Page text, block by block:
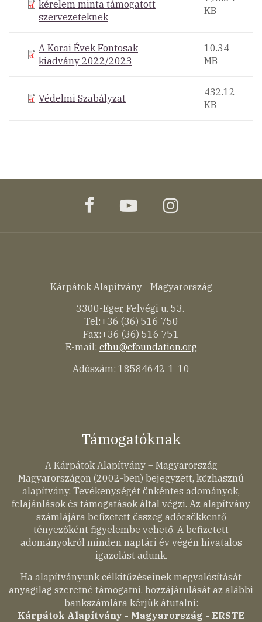
kérelem minta támogatott
szervezeteknek
KB
A Korai Évek Fontosak
kiadvány 2022/2023
10.34
MB
Védelmi Szabályzat
432.12
KB
facebookyoutubeinstagram
Kárpátok Alapítvány - Magyarország
3300-Eger, Felvégi u. 53.
Tel:+36 (36) 516 750
Fax:+36 (36) 516 751
E-mail: cfhu@cfoundation.org
Adószám: 18584642-1-10
Támogatóknak
A Kárpátok Alapítvány – Magyarország
Magyarországon (2002-ben) bejegyzett, közhasznú
alapítvány. Tevékenységét önkéntes adományok,
felajánlások és támogatások által végzi. Az alapítvány
számlájára befizetett összeg adócsökkentő
tényezőként figyelembe vehető. A befizetett
adományokról minden naptári év végén hivatalos
igazolást adunk.
Ha alapítványunk célkitűzéseinek megvalósítását
anyagilag szeretné támogatni, hozzájárulását az alábbi
bankszámlára kérjük átutalni:
Kárpátok Alapítvány - Magyarország - ERSTE